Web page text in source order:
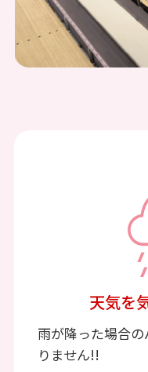
天気を
雨が降った場合
りません!!